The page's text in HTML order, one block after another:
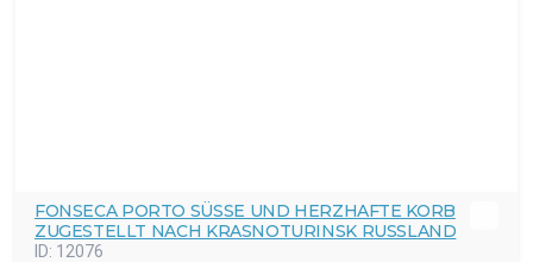
FONSECA PORTO SÜSSE UND HERZHAFTE KORB Z
UGESTELLT NACH KRASNOTURINSK RUSSLAND
ID: 12076